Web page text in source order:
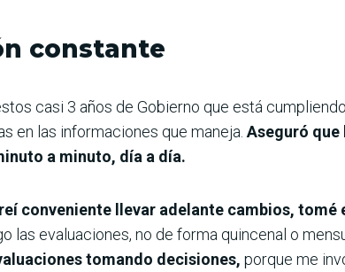
constante
casi 3 años de Gobierno que está
en las informaciones que maneja. Aseguró que
a minuto, día a día.
conveniente llevar adelante cambios,
las evaluaciones, no de forma quincenal o
tomando decisiones, porque me